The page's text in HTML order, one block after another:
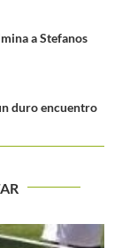
a Stefanos
duro encuentro
en los...